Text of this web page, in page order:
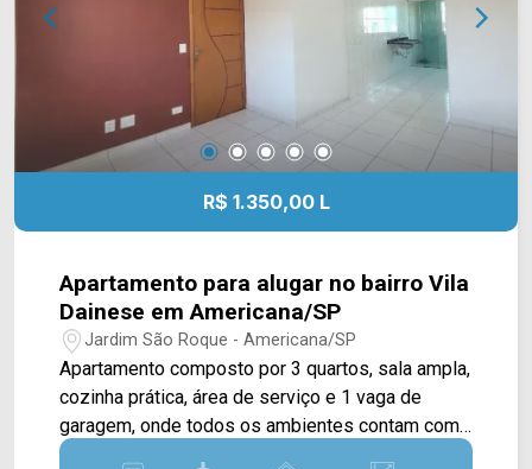
R$ 1.350,00 L
Apartamento para alugar no bairro Vila
Dainese em Americana/SP
Jardim São Roque - Americana/SP
Apartamento composto por 3 quartos, sala ampla,
cozinha prática, área de serviço e 1 vaga de
garagem, onde todos os ambientes contam com
janelas em vidro blindex que garantem um